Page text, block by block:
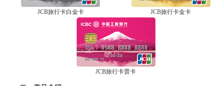
JCB旅行卡白金卡 JCB旅行卡金卡
JCB旅行卡普卡